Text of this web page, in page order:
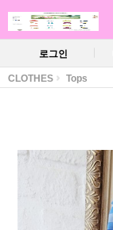
로그인
CLOTHES Tops